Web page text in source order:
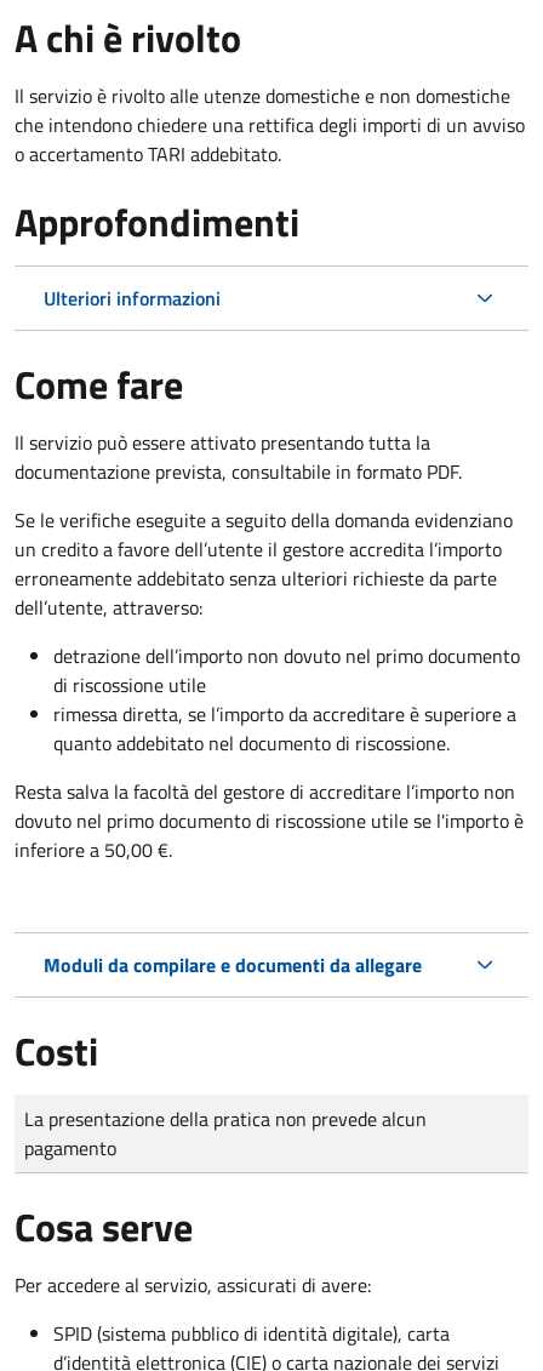
A chi è rivolto
Il servizio è rivolto alle utenze domestiche e non domestiche
che intendono chiedere una rettifica degli importi di un avviso
o accertamento TARI addebitato.
Approfondimenti
Ulteriori informazioni
Come fare
Il servizio può essere attivato presentando tutta la
documentazione prevista, consultabile in formato PDF.
Se le verifiche eseguite a seguito della domanda evidenziano
un credito a favore dell’utente il gestore accredita l’importo
erroneamente addebitato senza ulteriori richieste da parte
dell’utente, attraverso:
detrazione dell’importo non dovuto nel primo documento
di riscossione utile
rimessa diretta, se l’importo da accreditare è superiore a
quanto addebitato nel documento di riscossione.
Resta salva la facoltà del gestore di accreditare l’importo non
dovuto nel primo documento di riscossione utile se l'importo è
inferiore a 50,00 €.
Moduli da compilare e documenti da allegare
Costi
Tipo di pagamento
Importo
La presentazione della pratica non prevede alcun
pagamento
Cosa serve
Per accedere al servizio, assicurati di avere:
SPID (sistema pubblico di identità digitale), carta
d’identità elettronica (CIE) o carta nazionale dei servizi